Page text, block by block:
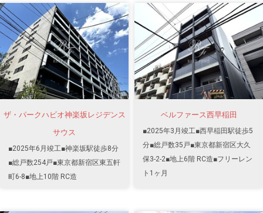
ザ・パークハビオ神楽坂レジデンス
サウス
■2025年6月竣工■神楽坂駅徒歩8分
■総戸数254戸■東京都新宿区東五軒
町6-8■地上10階 RC造
ベルファース西早稲田
■2025年3月竣工■西早稲田駅徒歩5
分■総戸数35戸■東京都新宿区大久
保3-2-2■地上6階 RC造■フリーレン
ト1ヶ月